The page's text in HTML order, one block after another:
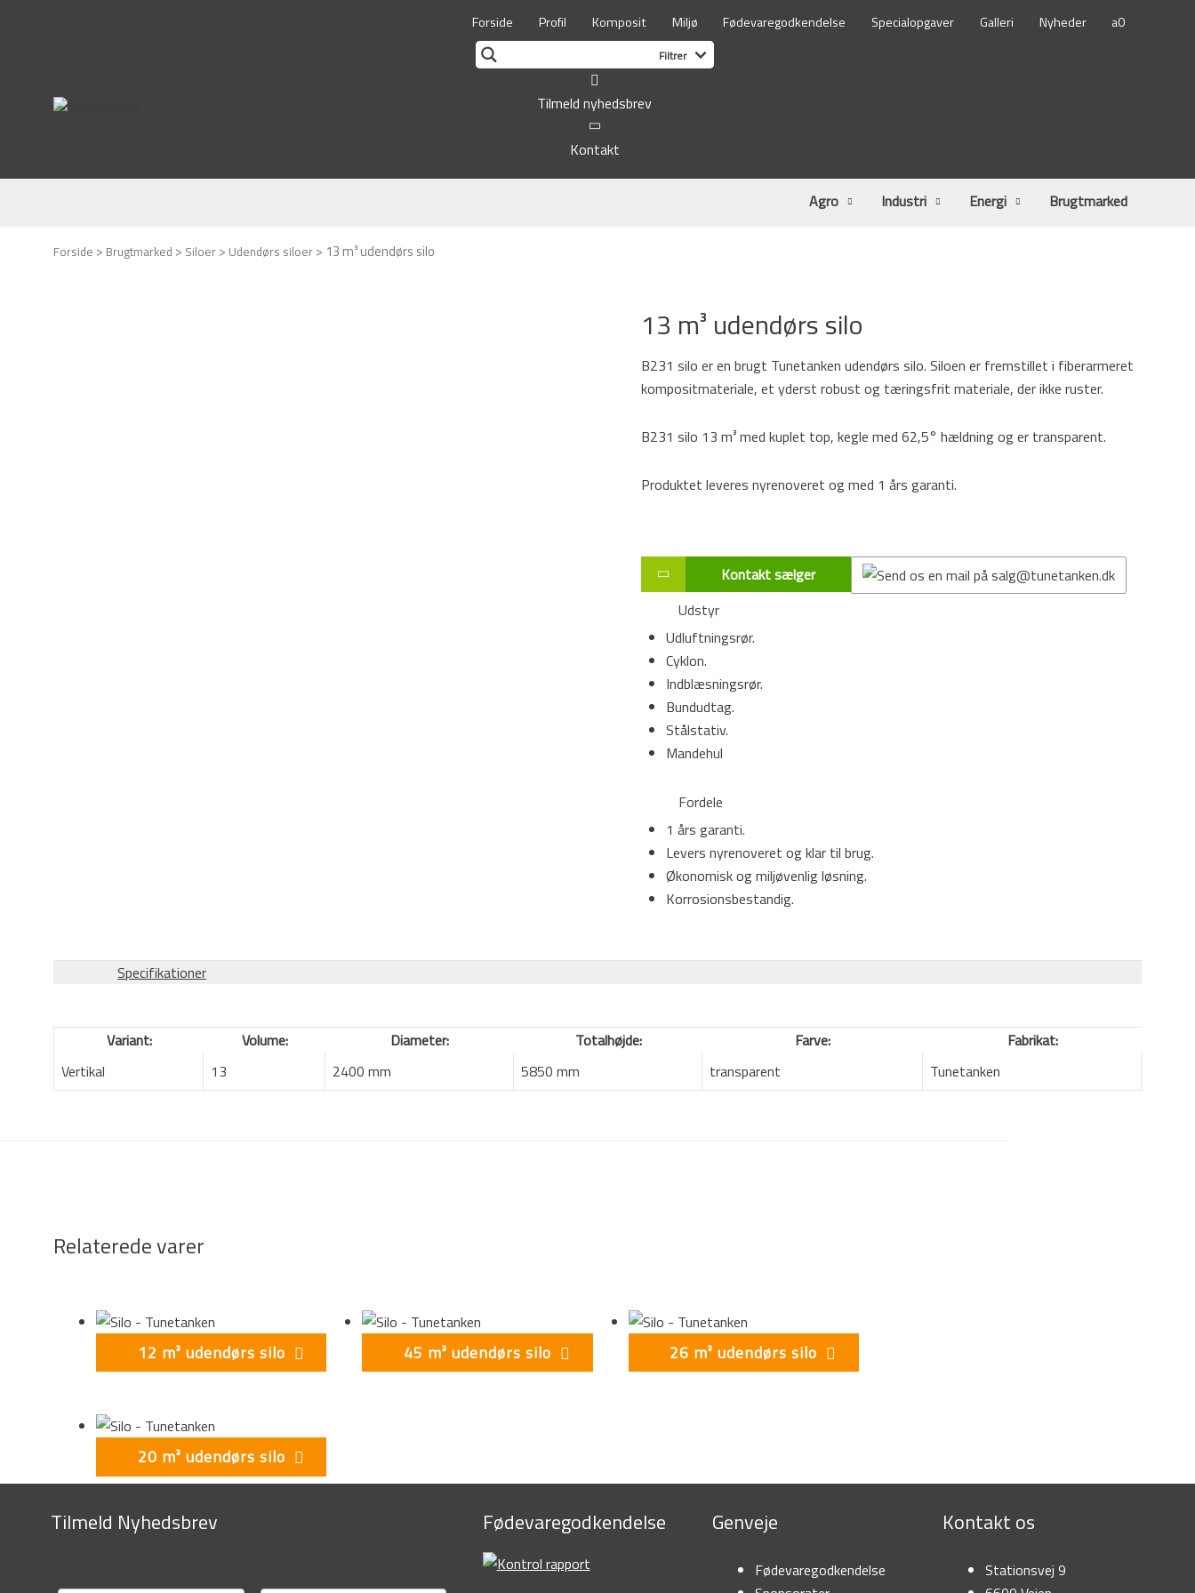
Forside Profil Komposit Miljø Fødevaregodkendelse Specialopgaver Galleri Nyheder
Tilmeld nyhedsbrev
Kontakt
Agro Industri Energi Brugtmarked
Forside > Brugtmarked > Siloer > Udendørs siloer > 13 m³ udendørs silo
13 m³ udendørs silo
B231 silo er en brugt Tunetanken udendørs silo. Siloen er fremstillet i fiberarmeret
kompositmateriale, et yderst robust og tæringsfrit materiale, der ikke ruster.
B231 silo 13 m³ med kuplet top, kegle med 62,5° hældning og er transparent.
Produktet leveres nyrenoveret og med 1 års garanti.
Kontakt sælger
Udstyr
Udluftningsrør.
Cyklon.
Indblæsningsrør.
Bundudtag.
Stålstativ.
Mandehul
Fordele
1 års garanti.
Levers nyrenoveret og klar til brug.
Økonomisk og miljøvenlig løsning.
Korrosionsbestandig.
Specifikationer
Variant: Volume: Diameter: Totalhøjde: Farve:
Fabrikat:
Vertikal
13 2400 mm 5850 mm transparent Tunetanken
Relaterede varer
12 m³ udendørs silo 45 m³ udendørs silo 26 m³ udendørs silo
20 m³ udendørs silo
Tilmeld Nyhedsbrev Fødevaregodkendelse Genveje
Fødevaregodkendelse
Kontakt os
Stationsvej 9